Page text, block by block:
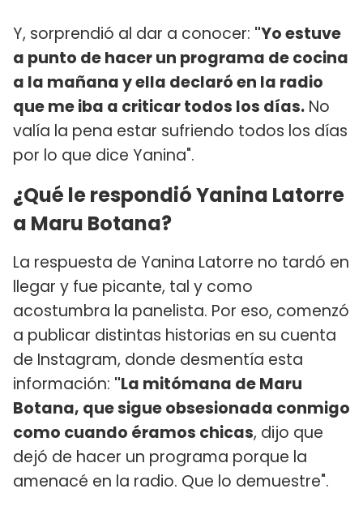
Y, sorprendió al dar a conocer: "Yo estuve
a punto de hacer un programa de cocina
a la mañana y ella declaró en la radio
que me iba a criticar todos los días. No
valía la pena estar sufriendo todos los días
por lo que dice Yanina".
¿Qué le respondió Yanina Latorre
a Maru Botana?
La respuesta de Yanina Latorre no tardó en
llegar y fue picante, tal y como
acostumbra la panelista. Por eso, comenzó
a publicar distintas historias en su cuenta
de Instagram, donde desmentía esta
información: "La mitómana de Maru
Botana, que sigue obsesionada conmigo
como cuando éramos chicas, dijo que
dejó de hacer un programa porque la
amenacé en la radio. Que lo demuestre".